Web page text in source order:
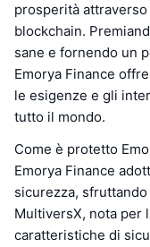
prosperità
blockchain.
sane e fornendo un
Emorya Finance
le esigenze e gli
tutto il mondo.
Come è protetto
Emorya Finance
sicurezza,
MultiversX, nota per
caratteristiche di